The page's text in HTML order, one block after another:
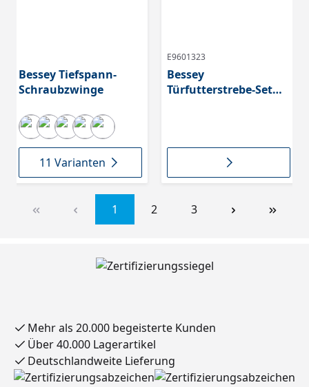
Bessey Tiefspann-
Schraubzwinge
11 Varianten
E9601323
Bessey
Türfutterstrebe-Set
1 2 3
Mehr als 20.000 begeisterte Kunden
Über 40.000 Lagerartikel
Deutschlandweite Lieferung